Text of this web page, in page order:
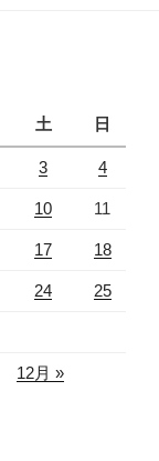
土 日
3 4
10 11
17 18
24 25
12月 »